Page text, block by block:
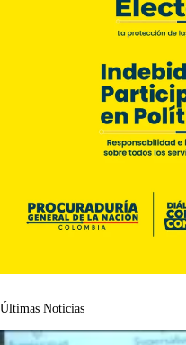
Últimas Noticias